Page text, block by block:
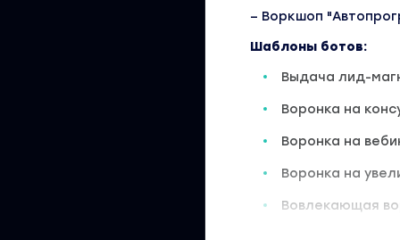
– Воркшоп
Шаблоны ботов:
Выдача лид-
Воронка на
Воронка на
Воронка на
Вовлекающая